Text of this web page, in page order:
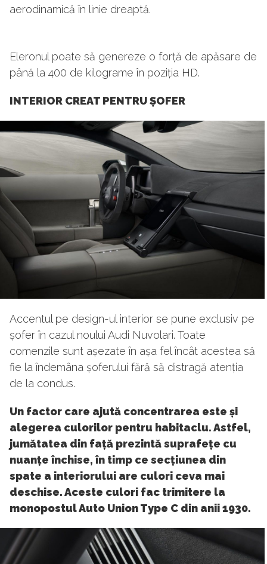
aerodinamică în linie dreaptă.
Eleronul poate să genereze o forță de apăsare de
până la 400 de kilograme în poziția HD.
INTERIOR CREAT PENTRU ȘOFER
Accentul pe design-ul interior se pune exclusiv pe
șofer în cazul noului Audi Nuvolari. Toate
comenzile sunt așezate în așa fel încât acestea să
fie la îndemâna șoferului fără să distragă atenția
de la condus.
Un factor care ajută concentrarea este și
alegerea culorilor pentru habitaclu. Astfel,
jumătatea din față prezintă suprafețe cu
nuanțe închise, în timp ce secțiunea din
spate a interiorului are culori ceva mai
deschise. Aceste culori fac trimitere la
monopostul Auto Union Type C din anii 1930.